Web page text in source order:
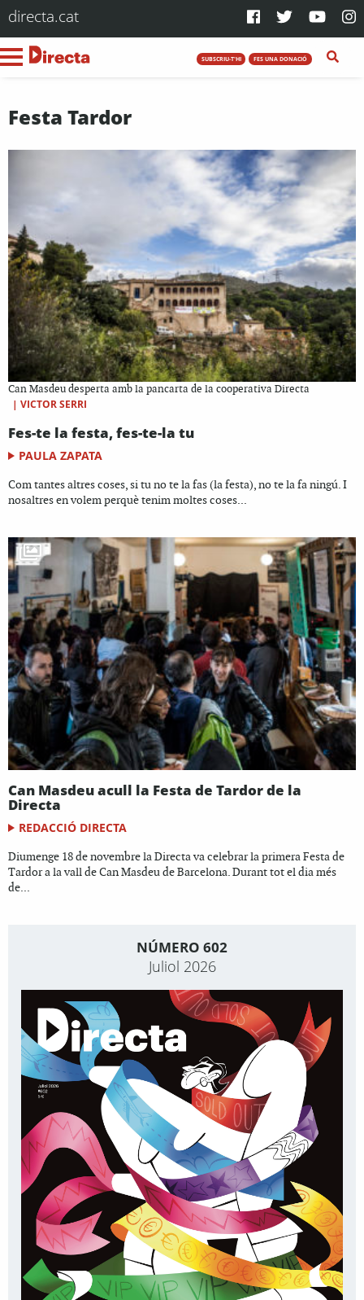
directa.cat
SUBSCRIU-T'HI FES UNA DONACIÓ
Festa Tardor
Can Masdeu desperta amb la pancarta de la cooperativa Directa
| VICTOR SERRI
Fes-te la festa, fes-te-la tu
PAULA ZAPATA
Com tantes altres coses, si tu no te la fas (la festa), no te la fa ningú. I
nosaltres en volem perquè tenim moltes coses...
Can Masdeu acull la Festa de Tardor de la
Directa
REDACCIÓ DIRECTA
Diumenge 18 de novembre la Directa va celebrar la primera Festa de
Tardor a la vall de Can Masdeu de Barcelona. Durant tot el dia més
de...
NÚMERO 602
Juliol 2026